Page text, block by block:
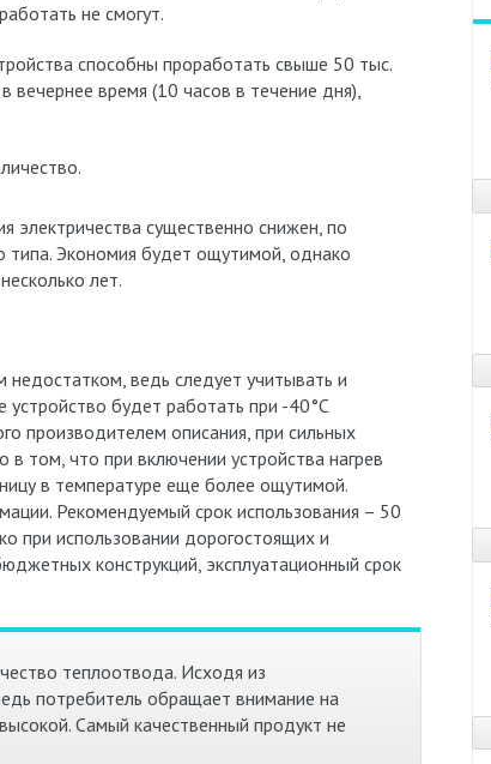
не смогут.
способны проработать свыше 50 тыс.
вечернее время (10 часов в течение дня),
электричества существенно снижен, по
типа. Экономия будет ощутимой, однако
лет.
ведь следует учитывать и
будет работать при -40°С
производителем описания, при сильных
том, что при включении устройства нагрев
в температуре еще более ощутимой.
Рекомендуемый срок использования – 50
при использовании дорогостоящих и
конструкций, эксплуатационный срок
теплоотвода. Исходя из
потребитель обращает внимание на
Самый качественный продукт не